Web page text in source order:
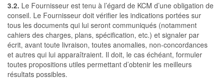
3.2. Le Fournisseur est tenu à l’égard de KCM d’une obligation de
conseil. Le Fournisseur doit vérifier les indications portées sur
tous les documents qui lui seront communiqués (notamment
cahiers des charges, plans, spécification, etc.) et signaler par
écrit, avant toute livraison, toutes anomalies, non-concordances
et autres qui lui apparaîtraient. Il doit, le cas échéant, formuler
toutes propositions utiles permettant d’obtenir les meilleurs
résultats possibles.